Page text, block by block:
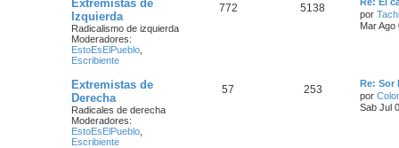
Extremistas de
Izquierda
Radicalismo de izquierda
Moderadores:
EstoEsElPueblo
Escribiente
772 5138
por
Mar Ago
Extremistas de
Derecha
Radicales de derecha
Moderadores:
EstoEsElPueblo
Escribiente
57 253
Re: Sor
por
Sab Jul